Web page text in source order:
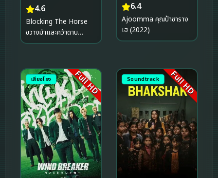
4.6
Blocking The Horse
ขวางม้าและคว้าดาบ
(2024)
6.4
Ajoomma คุณป้าซาราง
เฮ (2022)
เสียงโรง Full HD Soundtrack Full HD